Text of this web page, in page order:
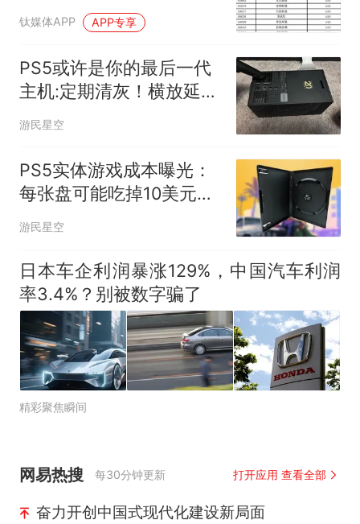
钛媒体APP APP专享
PS5或许是你的最后一代
主机:定期清灰！横放延长
游民星空
PS5实体游戏成本曝光：
每张盘可能吃掉10美元利
润
游民星空
日本车企利润暴涨129%，中国汽车利润
率3.4%？别被数字骗了
精彩聚焦瞬间
网易热搜 每30分钟更新 打开应用 查看全部
奋力开创中国式现代化建设新局面